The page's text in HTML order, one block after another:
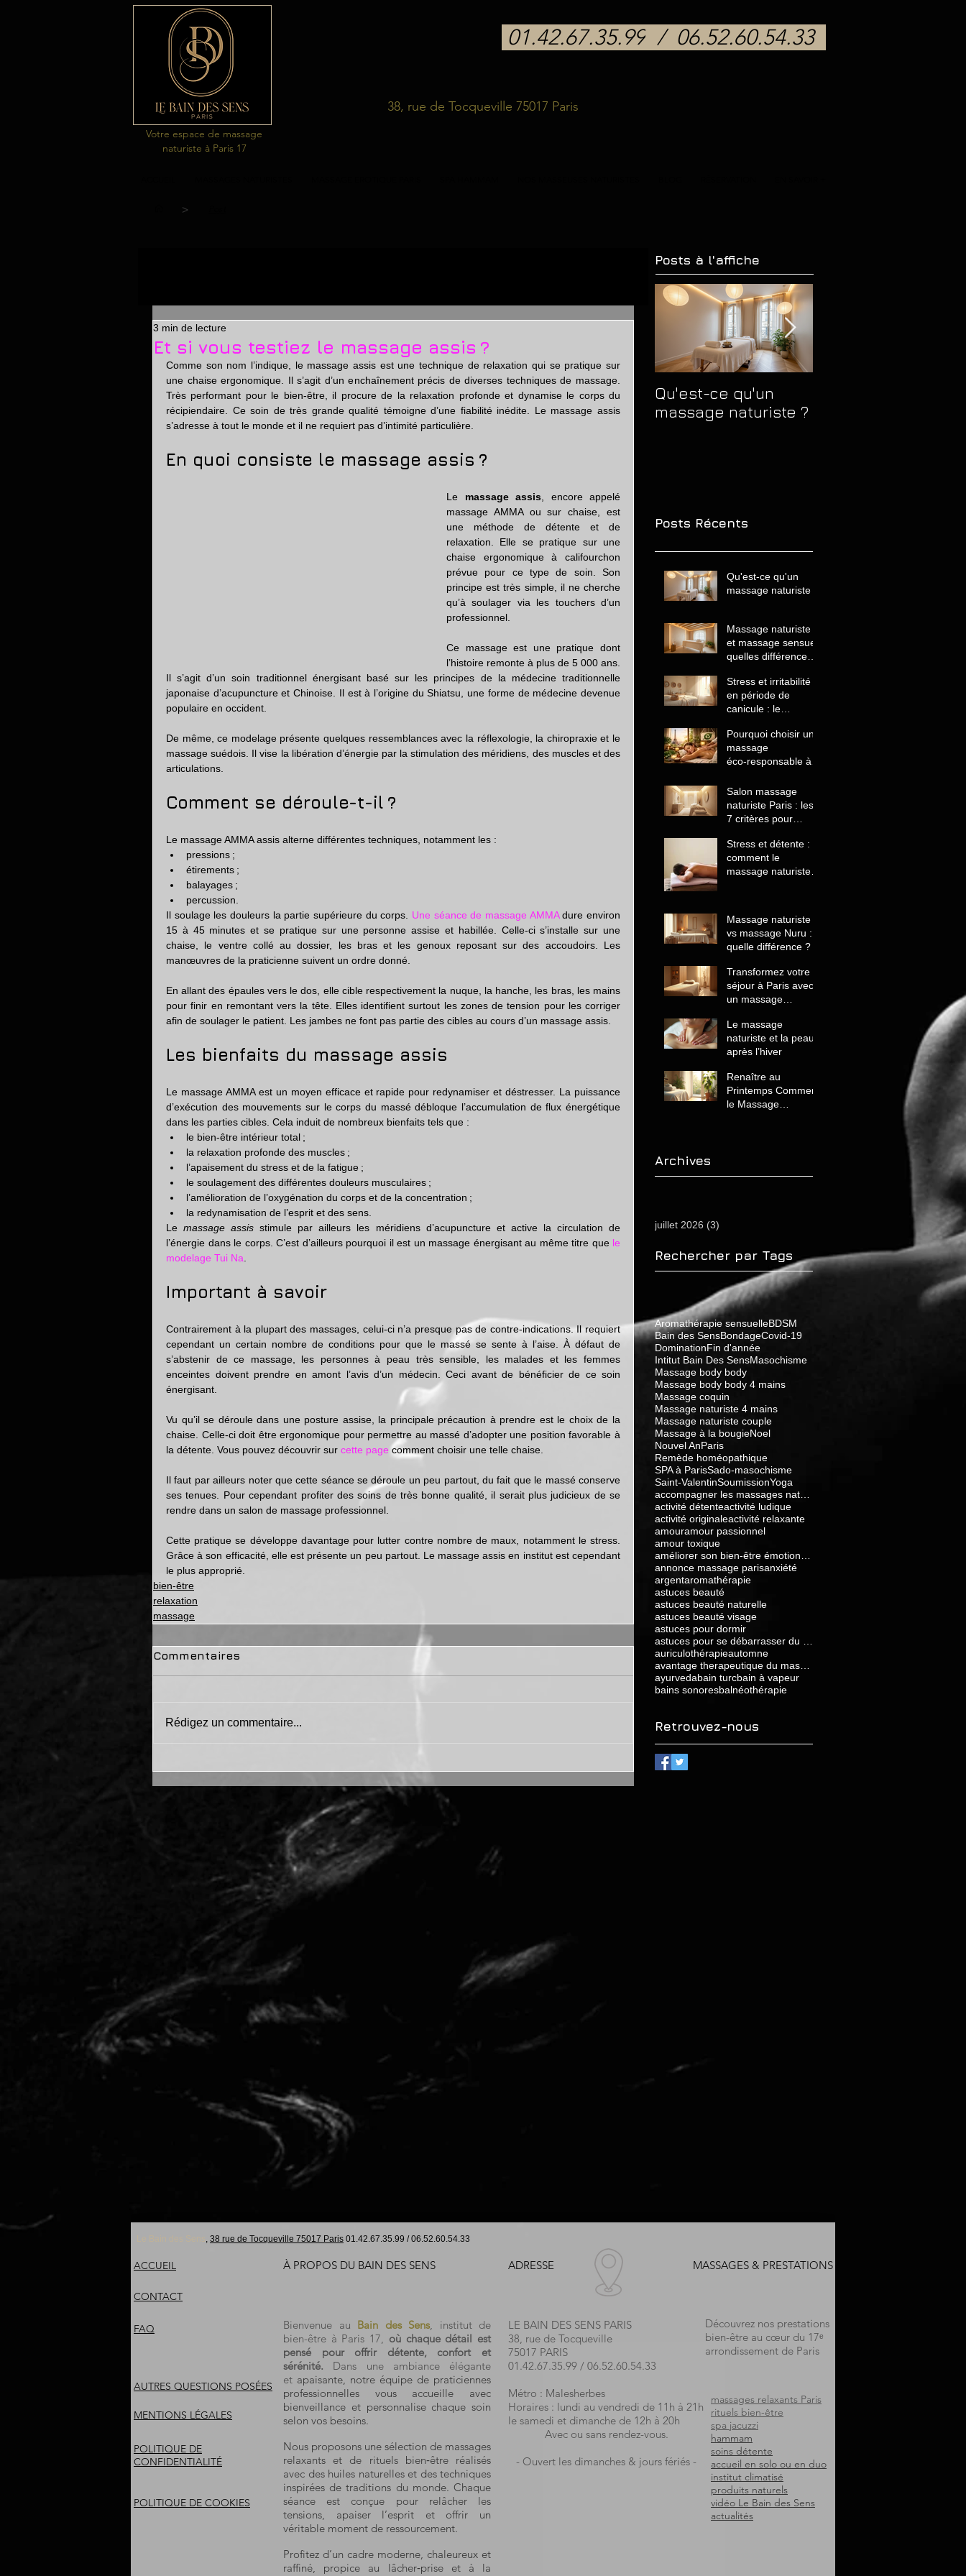
01.42.67.35.99 / 06.52.60.54.33
38, rue de Tocqueville 75017 Paris
Votre espace de massage
naturiste à Paris 17
>
massage erotique
Et si vous testiez le massage assis ?
3 min de lecture
Comme son nom l’indique, le massage assis est une technique de relaxation qui se pratique sur
une chaise ergonomique. Il s’agit d’un enchaînement précis de diverses techniques de massage.
Très performant pour le bien-être, il procure de la relaxation profonde et dynamise le corps du
récipiendaire. Ce soin de très grande qualité témoigne d’une fiabilité inédite. Le massage assis
s’adresse à tout le monde et il ne requiert pas d’intimité particulière.
En quoi consiste le massage assis ?
Le massage assis , encore appelé
massage AMMA ou sur chaise, est
une méthode de détente et de
relaxation. Elle se pratique sur une
chaise ergonomique à califourchon
prévue pour ce type de soin. Son
principe est très simple, il ne cherche
qu’à soulager via les touchers d’un
professionnel.
Ce massage est une pratique dont
l’histoire remonte à plus de 5 000 ans.
Il s’agit d’un soin traditionnel énergisant basé sur les principes de la médecine traditionnelle
japonaise d’acupuncture et Chinoise. Il est à l’origine du Shiatsu, une forme de médecine devenue
populaire en occident.
De même, ce modelage présente quelques ressemblances avec la réflexologie, la chiropraxie et le
massage suédois. Il vise la libération d’énergie par la stimulation des méridiens, des muscles et des
articulations.
Comment se déroule-t-il ?
Le massage AMMA assis alterne différentes techniques, notamment les :
pressions ;
étirements ;
balayages ;
percussion.
Il soulage les douleurs la partie supérieure du corps. Une séance de massage AMMA dure environ
15 à 45 minutes et se pratique sur une personne assise et habillée. Celle-ci s’installe sur une
chaise, le ventre collé au dossier, les bras et les genoux reposant sur des accoudoirs. Les
manœuvres de la praticienne suivent un ordre donné.
En allant des épaules vers le dos, elle cible respectivement la nuque, la hanche, les bras, les mains
pour finir en remontant vers la tête. Elles identifient surtout les zones de tension pour les corriger
afin de soulager le patient. Les jambes ne font pas partie des cibles au cours d’un massage assis.
Les bienfaits du massage assis
Le massage AMMA est un moyen efficace et rapide pour redynamiser et déstresser. La puissance
d’exécution des mouvements sur le corps du massé débloque l’accumulation de flux énergétique
dans les parties cibles. Cela induit de nombreux bienfaits tels que :
le bien-être intérieur total ;
la relaxation profonde des muscles ;
l’apaisement du stress et de la fatigue ;
le soulagement des différentes douleurs musculaires ;
l’amélioration de l’oxygénation du corps et de la concentration ;
la redynamisation de l’esprit et des sens.
Le massage assis stimule par ailleurs les méridiens d’acupuncture et active la circulation de
l’énergie dans le corps. C’est d’ailleurs pourquoi il est un massage énergisant au même titre que le
modelage Tui Na
Important à savoir
Contrairement à la plupart des massages, celui-ci n’a presque pas de contre-indications. Il requiert
cependant un certain nombre de conditions pour que le massé se sente à l’aise. À défaut de
s’abstenir de ce massage, les personnes à peau très sensible, les malades et les femmes
enceintes doivent prendre en amont l’avis d’un médecin. Ceci avant de bénéficier de ce soin
énergisant.
Vu qu’il se déroule dans une posture assise, la principale précaution à prendre est le choix de la
chaise. Celle-ci doit être ergonomique pour permettre au massé d’adopter une position favorable à
la détente. Vous pouvez découvrir sur cette page comment choisir une telle chaise.
Il faut par ailleurs noter que cette séance se déroule un peu partout, du fait que le massé conserve
ses tenues. Pour cependant profiter des soins de très bonne qualité, il serait plus judicieux de se
rendre dans un salon de massage professionnel.
Cette pratique se développe davantage pour lutter contre nombre de maux, notamment le stress.
Grâce à son efficacité, elle est présente un peu partout. Le massage assis en institut est cependant
le plus approprié.
bien-être
relaxation
massage
Commentaires
Rédigez un commentaire...
Posts à l'affiche
Qu'est-ce qu'un
massage naturiste ?
Posts Récents
Qu'est-ce qu'un
massage naturiste ?
Massage naturiste
et massage sensuel
quelles différences
de choisir
Stress et irritabilité
en période de
canicule : le
comme solution
naturelle
Pourquoi choisir un
massage
éco‑responsable à
Salon massage
naturiste Paris : les
7 critères pour
établissement
sérieux
Stress et détente :
comment le
massage naturiste
Massage naturiste
vs massage Nuru :
quelle différence ?
Transformez votre
séjour à Paris avec
un massage
unique et relaxant
Le massage
naturiste et la peau
après l’hiver
Renaître au
Printemps Comment
le Massage
Archives
juillet 2026 (3)
Rechercher par Tags
Aromathérapie sensuelleBDSM
Bain des SensBondageCovid-19
DominationFin d'année
Intitut Bain Des SensMasochisme
Massage body body
Massage body body 4 mains
Massage coquin
Massage naturiste 4 mains
Massage naturiste couple
Massage à la bougieNoel
Nouvel AnParis
Remède homéopathique
SPA à ParisSado-masochisme
Saint-ValentinSoumissionYoga
activité détenteactivité ludique
activité originaleactivité relaxante
amouramour passionnel
amour toxique
annonce massage parisanxiété
argentaromathérapie
astuces beauté
astuces beauté naturelle
astuces beauté visage
astuces pour dormir
auriculothérapieautomne
ayurvedabain turcbain à vapeur
bains sonoresbalnéothérapie
Retrouvez-nous
, 38 rue de Tocqueville 75017 Paris 01.42.67.35.99 /06.52.60.54.33
ACCUEIL À PROPOS DU BAIN DES SENS
CONTACT
FAQ
AUTRES QUESTIONS POSÉES
MENTIONS LÉGALES
POLITIQUE DE
CONFIDENTIALITÉ
POLITIQUE DE COOKIES
Bienvenue au Bain des Sens, institut de
bien-être à Paris 17, où chaque détail est
pensé pour offrir détente, confort et
sérénité. Dans une ambiance élégante
et apaisante, notre équipe de praticiennes
professionnelles vous accueille avec
bienveillance et personnalise chaque soin
selon vos besoins.
Nous proposons une sélection de massages
relaxants et de rituels bien‑être réalisés
avec des huiles naturelles et des techniques
inspirées de traditions du monde. Chaque
séance est conçue pour relâcher les
tensions, apaiser l’esprit et offrir un
véritable moment de ressourcement.
Profitez d’un cadre moderne, chaleureux et
raffiné, propice au lâcher‑prise et à la
ADRESSE MASSAGES & PRESTATIONS
LE BAIN DES SENS PARIS
38, rue de Tocqueville
75017 PARIS
01.42.67.35.99 / 06.52.60.54.33
Métro : Malesherbes
Horaires : lundi au vendredi de 11h à 21h
le samedi et dimanche de 12h à 20h
Avec ou sans rendez-vous.
- Ouvert les dimanches & jours fériés -
Découvrez nos prestations
bien-être au cœur du 17ᵉ
arrondissement de Paris
massages relaxants Paris
rituels bien-être
spa jacuzzi
hammam
soins détente
accueil en solo ou en duo
institut climatisé
produits naturels
vidéo Le Bain des Sens
actualités